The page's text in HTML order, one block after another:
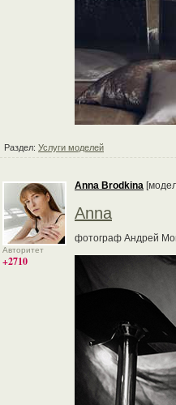
Раздел: Услуги моделей
Авторитет
+2710
Anna Brodkina
Anna
фотограф Андрей